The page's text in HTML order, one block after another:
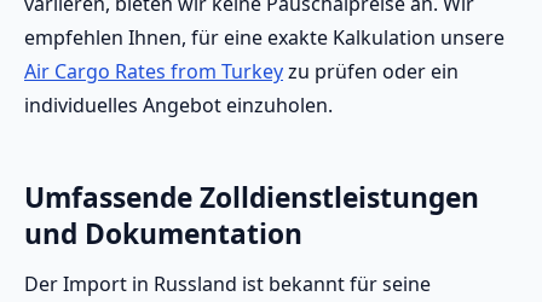
empfehlen Ihnen, für eine exakte Kalkulation unsere
Air Cargo Rates from Turkeyzu prüfen oder ein
individuelles Angebot einzuholen.
Umfassende Zolldienstleistungen
und Dokumentation
Der Import in Russland ist bekannt für seine